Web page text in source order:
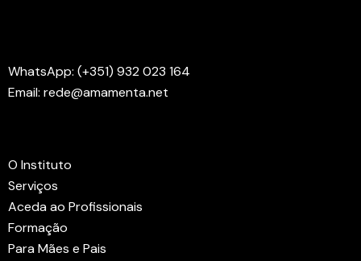
WhatsApp: (+351) 932 023 164
Email: rede@amamenta.net
O Instituto
Serviços
Aceda ao Profissionais
Formação
Para Mães e Pais